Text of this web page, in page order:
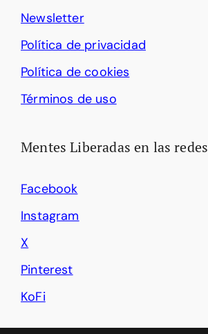
Newsletter
Política de privacidad
Política de cookies
Términos de uso
Mentes Liberadas en las redes
Facebook
Instagram
X
Pinterest
KoFi